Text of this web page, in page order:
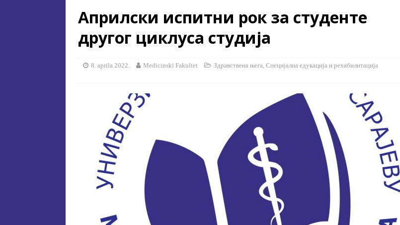
ОБАВЈЕШТЕЊА
[ 15. jula 2026. ] ОГЛАС – УПИС НА КРАТКИ ПРОГРАМ СТУДИЈА СТОМАТОЛОШКА СЕСТРА У
АКАДЕМСКОЈ 2026/2027. ГОДИНИ
[ 29. oktobra 2025. ] КОНАЧНА РАНГ ЛИСТА, ПРВИ УПИСНИ РОК ДРУГИ ЦИКЛУС СТУДИЈА –
СПЕЦИЈАЛНА ЕДУКАЦИЈА И РЕХАБИЛИТАЦИЈА ОБАВЈЕШТЕЊА
Априлски испитни рок за студенте
другог циклуса студија
8. aprila 2022. Medicinski Fakultet Здравствена њега, Специјална едукација и рехабилитација